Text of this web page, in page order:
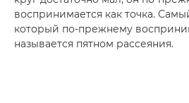
воспринимается как точка.
который по-прежнему
называется пятном рассеяния.